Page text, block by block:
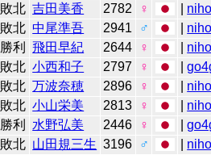
敗北 吉田美香 2782 ♀
敗北 中尾準吾 2941 ♂
勝利 飛田早紀 2644 ♀
敗北 小西和子 2797 ♀ |
敗北 万波奈穂 2896 ♀
敗北 小山栄美 2813 ♀
勝利 水野弘美 2446 ♀ |
敗北 山田規三生 3196 ♂